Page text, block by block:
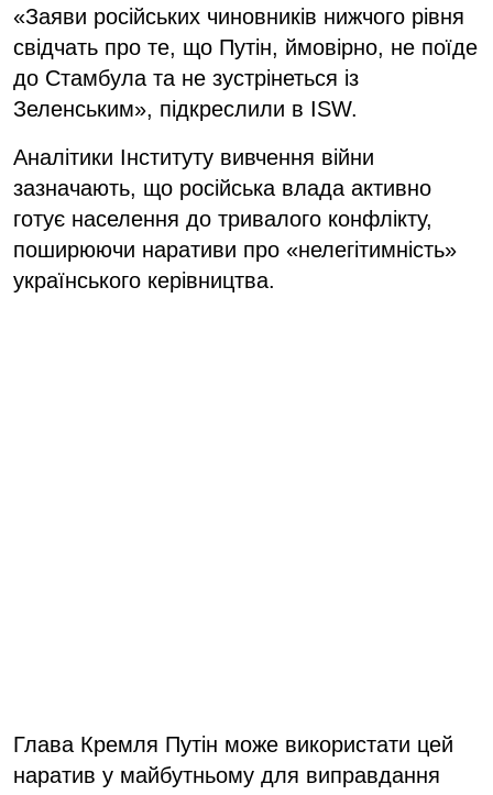
«Заяви російських чиновників нижчого рівня
свідчать про те, що Путін, ймовірно, не поїде
до Стамбула та не зустрінеться із
Зеленським», підкреслили в ISW.
Аналітики Інституту вивчення війни
зазначають, що російська влада активно
готує населення до тривалого конфлікту,
поширюючи наративи про «нелегітимність»
українського керівництва.
Глава Кремля Путін може використати цей
наратив у майбутньому для виправдання